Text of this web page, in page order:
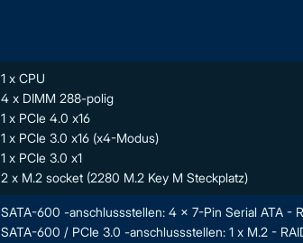
1 x CPU
4 x DIMM 288-polig
1 x PCIe 4.0 x16
1 x PCIe 3.0 x16 (x4-Modus)
1 x PCIe 3.0 x1
2 x M.2 socket (2280 M.2 Key M Steckplatz)
SATA-600 -anschlussstellen: 4 x 7-Pin Serial ATA -
SATA-600 / PCIe 3.0 -anschlussstellen: 1 x M.2 -